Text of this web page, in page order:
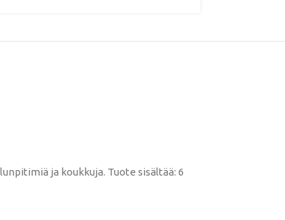
ja koukkuja. Tuote sisältää: 6